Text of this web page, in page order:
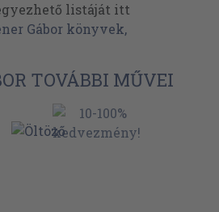
listáját itt
Gábor könyvek,
TOVÁBBI MŰVEI